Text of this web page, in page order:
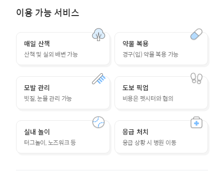
이용 가능 서비스
매일 산책
산책 및 실외 배변 가능
약물 복용
경구(입) 약물 복용 가능
모발 관리
빗질, 눈물 관리 가능
도보 픽업
비용은 펫시터와 협의
실내 놀이
터그놀이, 노즈워크 등
응급 처치
응급 상황 시 병원 이동